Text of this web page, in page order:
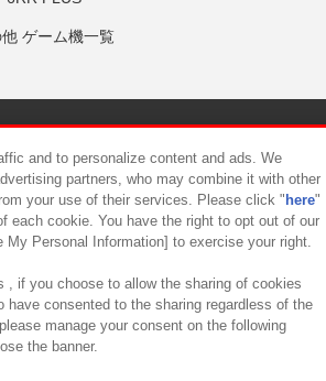
ゲーム機一覧
について カスタマーハラスメント対応方針
and to personalize content and ads. We
partners, who may combine it with other
your use of their services. Please click " here"
each cookie. You have the right to opt out of our
Personal Information] to exercise your right.
, if you choose to allow the sharing of cookies
have consented to the sharing regardless of the
manage your consent on the following
the banner.